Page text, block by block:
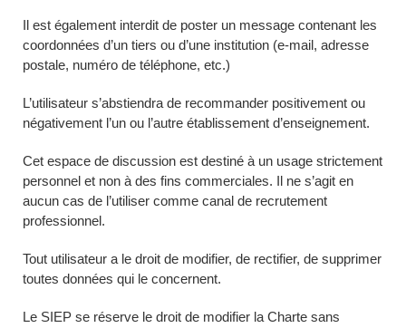
Il est également interdit de poster un message contenant les
coordonnées d’un tiers ou d’une institution (e-mail, adresse
postale, numéro de téléphone, etc.)
L’utilisateur s’abstiendra de recommander positivement ou
négativement l’un ou l’autre établissement d’enseignement.
Cet espace de discussion est destiné à un usage strictement
personnel et non à des fins commerciales. Il ne s’agit en
aucun cas de l’utiliser comme canal de recrutement
professionnel.
Tout utilisateur a le droit de modifier, de rectifier, de supprimer
toutes données qui le concernent.
Le SIEP se réserve le droit de modifier la Charte sans